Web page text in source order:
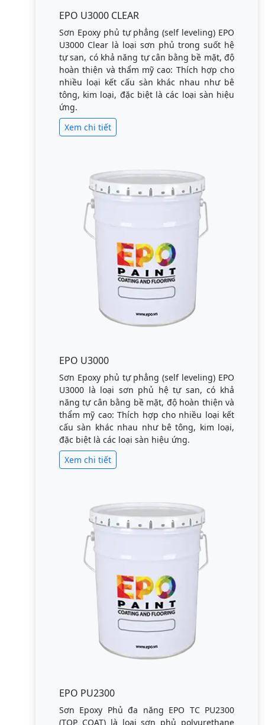
EPO U3000 CLEAR
Sơn Epoxy phủ tự phẳng (self leveling) EPO
U3000 Clear là loại sơn phủ trong suốt hệ
tự san, có khả năng tự cân bằng bề mặt, độ
hoàn thiện và thẩm mỹ cao: Thích hợp cho
nhiều loại kết cấu sàn khác nhau như bê
tông, kim loại, đặc biệt là các loại sàn hiệu
ứng.
Xem chi tiết
EPO U3000
Sơn Epoxy phủ tự phẳng (self leveling) EPO
U3000 là loại sơn phủ hệ tự san, có khả
năng tự cân bằng bề mặt, độ hoàn thiện và
thẩm mỹ cao: Thích hợp cho nhiều loại kết
cấu sàn khác nhau như bê tông, kim loại,
đặc biệt là các loại sàn hiệu ứng.
Xem chi tiết
EPO PU2300
Sơn Epoxy Phủ đa năng EPO TC PU2300
(TOP COAT) là loại sơn phủ polyurethane